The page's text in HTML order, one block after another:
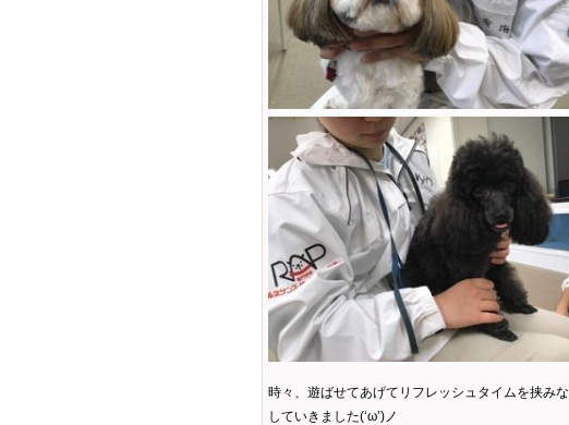
時々、遊ばせてあげてリフレッシュタイムを挟み
していきました(‘ω’)ノ